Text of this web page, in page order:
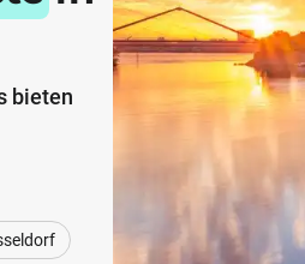
bieten